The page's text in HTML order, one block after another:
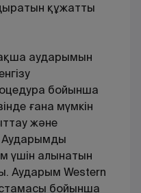
құжатты
аударымын
бойынша
ғана мүмкін
және
Аударымды
үшiн алынатын
Аударым Western
бойынша